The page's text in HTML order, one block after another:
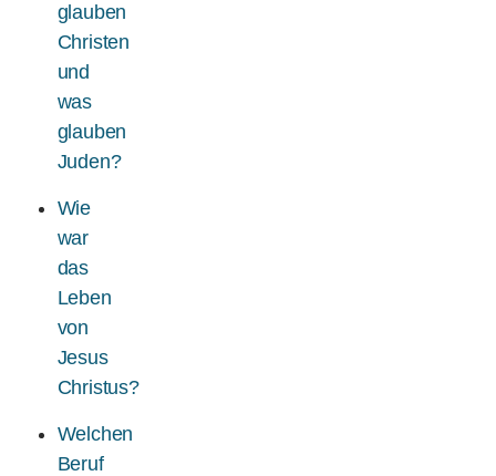
glauben
Christen
und
was
glauben
Juden?
Wie
war
das
Leben
von
Jesus
Christus?
Welchen
Beruf